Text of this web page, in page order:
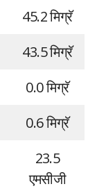
45.2 मिग्रॅ
43.5 मिग्रॅ
0.0 मिग्रॅ
0.6 मिग्रॅ
23.5
एमसीजी